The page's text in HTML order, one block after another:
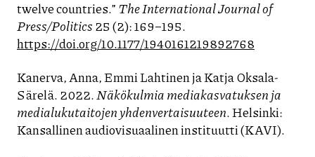
twelve countries.”The International Journal of
Press/Politics25 (2): 169–195.
https://doi.org/10.1177/1940161219892768
Kanerva, Anna, Emmi Lahtinen ja Katja Oksala-
Särelä. 2022.Näkökulmia mediakasvatuksen ja
medialukutaitojen yhdenvertaisuuteen. Helsinki:
Kansallinen audiovisuaalinen instituutti (KAVI).